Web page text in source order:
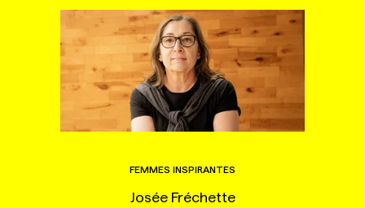
FEMMES INSPIRANTES
Josée Fréchette